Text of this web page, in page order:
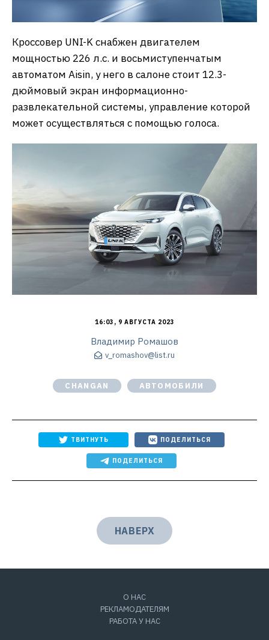
Кроссовер UNI-K снабжен двигателем
мощностью 226 л.с. и восьмиступенчатым
автоматом Aisin, у него в салоне стоит 12.3-
дюймовый экран информационно-
развлекательной системы, управление которой
может осуществляться с помощью голоса.
16:03, 9 АВГУСТА 2023
Владимир Ромашов
v_romashov@list.ru
CHANGAN АВТОМОБИЛИ
ТВИТНУТЬ ПОДЕЛИТЬСЯ
ПОДЕЛИТЬСЯ
НАВЕРХ
О НАС
РЕКЛАМОДАТЕЛЯМ
РАБОТА У НАС